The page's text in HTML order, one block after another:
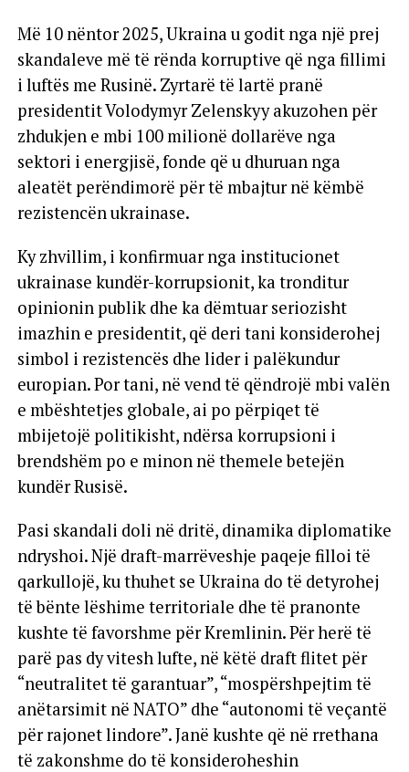
Më 10 nëntor 2025, Ukraina u godit nga një prej
skandaleve më të rënda korruptive që nga fillimi
i luftës me Rusinë. Zyrtarë të lartë pranë
presidentit Volodymyr Zelenskyy akuzohen për
zhdukjen e mbi 100 milionë dollarëve nga
sektori i energjisë, fonde që u dhuruan nga
aleatët perëndimorë për të mbajtur në këmbë
rezistencën ukrainase.
Ky zhvillim, i konfirmuar nga institucionet
ukrainase kundër-korrupsionit, ka tronditur
opinionin publik dhe ka dëmtuar seriozisht
imazhin e presidentit, që deri tani konsiderohej
simbol i rezistencës dhe lider i palëkundur
europian. Por tani, në vend të qëndrojë mbi valën
e mbështetjes globale, ai po përpiqet të
mbijetojë politikisht, ndërsa korrupsioni i
brendshëm po e minon në themele betejën
kundër Rusisë.
Pasi skandali doli në dritë, dinamika diplomatike
ndryshoi. Një draft-marrëveshje paqeje filloi të
qarkullojë, ku thuhet se Ukraina do të detyrohej
të bënte lëshime territoriale dhe të pranonte
kushte të favorshme për Kremlinin. Për herë të
parë pas dy vitesh lufte, në këtë draft flitet për
“neutralitet të garantuar”, “mospërshpejtim të
anëtarsimit në NATO” dhe “autonomi të veçantë
për rajonet lindore”. Janë kushte që në rrethana
të zakonshme do të konsideroheshin